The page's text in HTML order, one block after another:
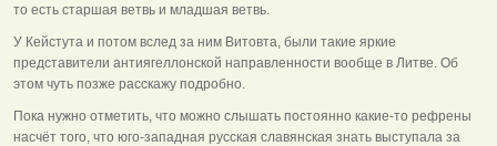
то есть старшая ветвь и младшая ветвь.
У Кейстута и потом вслед за ним Витовта, были такие яркие
представители антиягеллонской направленности вообще в Литве. Об
этом чуть позже расскажу подробно.
Пока нужно отметить, что можно слышать постоянно какие-то рефрены
насчёт того, что юго-западная русская славянская знать выступала за